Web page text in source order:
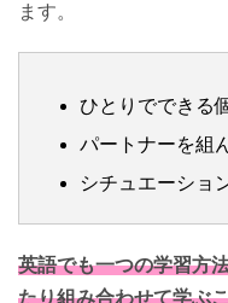
ます。
ひとりでできる
パートナーを組
シチュエーショ
英語でも一つの学習方
たり組み合わせて学ぶ